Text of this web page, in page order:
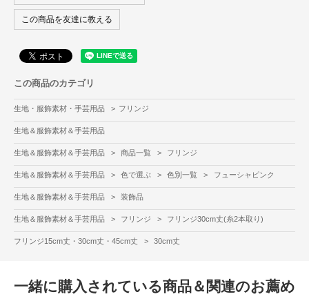
この商品を友達に教える
この商品のカテゴリ
生地・服飾素材・手芸用品 > フリンジ
生地＆服飾素材＆手芸用品
生地＆服飾素材＆手芸用品 > 商品一覧 > フリンジ
生地＆服飾素材＆手芸用品 > 色で選ぶ > 色別一覧 > フューシャピンク
生地＆服飾素材＆手芸用品 > 装飾品
生地＆服飾素材＆手芸用品 > フリンジ > フリンジ30cm丈(糸2本取り)
フリンジ15cm丈・30cm丈・45cm丈 > 30cm丈
一緒に購入されている商品＆関連のお薦め